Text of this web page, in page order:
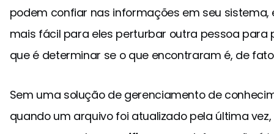
podem confiar nas informações em seu sistema,
mais fácil para eles perturbar outra pessoa para
que é determinar se o que encontraram é, de
Sem uma solução de gerenciamento de
quando um arquivo foi atualizado pela última